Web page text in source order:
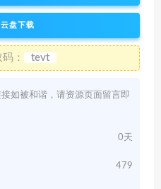
盘下载
： tevt
如被和谐，请资源页面留言即
0天
479